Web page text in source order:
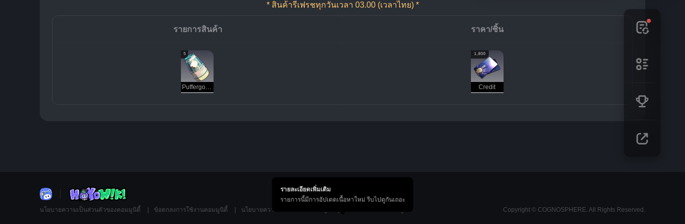
* สินค้ารีเฟรชทุกวันเวลา 03.00 (เวลาไทย) *
รายการสินค้า ราคา/ชิ้น
5
Puffergoat Belly Bliss
1,800
Credit
นโยบายความเป็นส่วนตัวของคอมมูนิตี้ ข้อตกลงการใช้งานคอมมูนิตี้ นโยบายความเป็นส่วนตัวของบัญชี Copyright © COGNOSPHERE. All Rights Reserved.
รายละเอียดเพิ่มเติม
รายการนี้มีการอัปเดตเนื้อหาใหม่ รีบไปดูกันเถอะ